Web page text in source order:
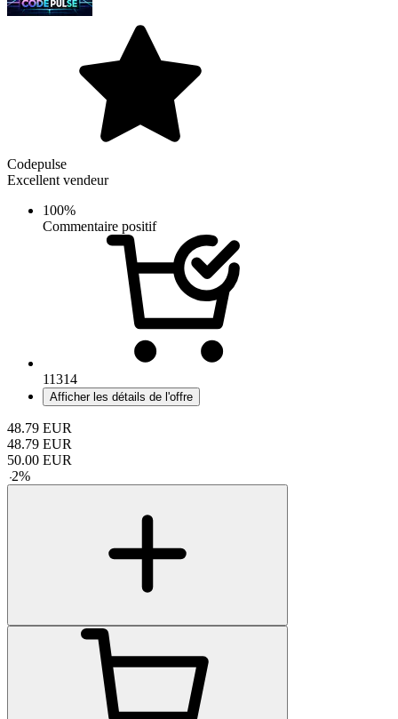
Codepulse
Excellent vendeur
100%
Commentaire positif
11314
Afficher les détails de l'offre
48.79 EUR
48.79 EUR
50.00 EUR
-2%